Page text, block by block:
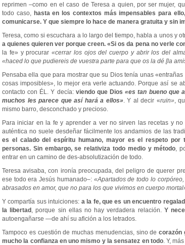
reprimen –como en el caso de Teresa a quien, por ser mujer,
todo caso, hasta en los contextos más impensables para
comunicarse. Y que siempre lo hace de manera gratuita y sin
Teresa, como si escuchara a lo largo del tiempo, habla a unos y
a quienes quieren ver porque creen. «Si os da pena no verle
la fe» y procurar«cerrar los ojos del cuerpo y abrir los del
«haced lo que pudiereis de vuestra parte para que os la dé [la
Pensaba ella que para mostrar que su Dios tenía unas
cosas imposibles», lo mejor era verle actuando. Porque así se
contacto con ÉL. Y decía: viendo que Dios«es tan bueno que
muchos les parece que así hará a ellos». Y al decir «ruin»,
mismo barro, desconchado y precioso.
Para iniciar en la fe y aprender a ver no sirven las recetas y
auténtica no suele desdeñar fácilmente los andamios de las
es el calado del espíritu humano, mayor es el respeto
personas. Sin embargo, se relativiza todo medio y método,
entrar en un camino de des-absolutización de todo.
Teresa avisaba, con ironía preocupada, del peligro de querer
ese todo era Jesús humanado–: «Apartados de todo lo
abrasados en amor, que no para los que vivimos en cuerpo
Y compartía sus intuiciones: a la fe, que es un encuentro
la libertad , porque sin ellas no hay verdadera relación. Y
autoengañarse —de ahí su afición a los letrados.
Tampoco es cuestión de muchas menudencias, sino decorazón
mucho la confianza en uno mismo y la sensatez en todo. Y,